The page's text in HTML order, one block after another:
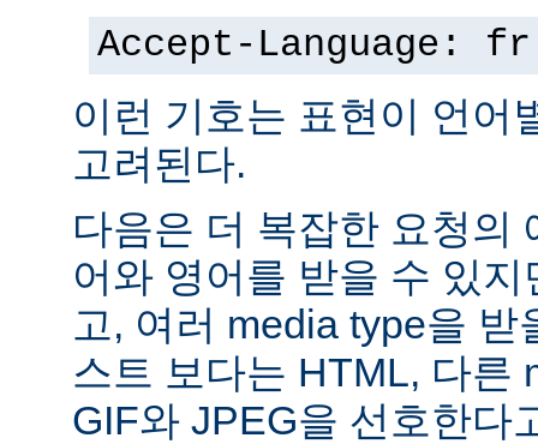
Accept-Language: fr
이런 기호는 표현이 언어
고려된다.
다음은 더 복잡한 요청의
어와 영어를 받을 수 있
고, 여러 media type을
스트 보다는 HTML, 다른
GIF와 JPEG을 선호한다